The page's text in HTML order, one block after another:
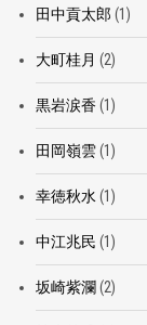
田中貢太郎 (1)
大町桂月 (2)
黒岩涙香(1)
田岡嶺雲(1)
幸徳秋水 (1)
中江兆民 (1)
坂崎紫瀾 (2)